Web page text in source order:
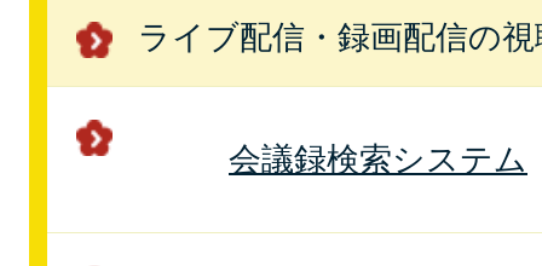
ライブ配信・録画配信の
会議録検索システム